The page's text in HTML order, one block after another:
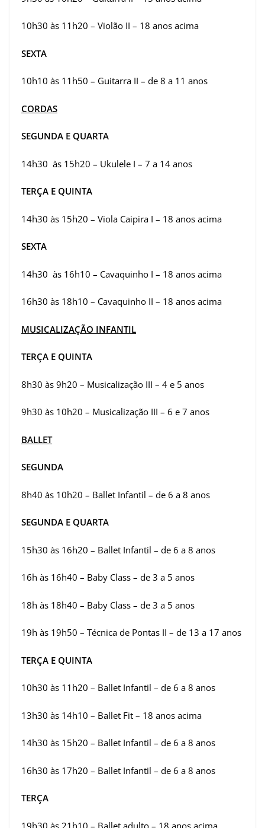
10h30 às 11h20 – Violão II – 18 anos acima
SEXTA
10h10 às 11h50 – Guitarra II – de 8 a 11 anos
CORDAS
SEGUNDA E QUARTA
14h30 às 15h20 – Ukulele I – 7 a 14 anos
TERÇA E QUINTA
14h30 às 15h20 – Viola Caipira I – 18 anos acima
SEXTA
14h30 às 16h10 – Cavaquinho I – 18 anos acima
16h30 às 18h10 – Cavaquinho II – 18 anos acima
MUSICALIZAÇÃO INFANTIL
TERÇA E QUINTA
8h30 às 9h20 – Musicalização III – 4 e 5 anos
9h30 às 10h20 – Musicalização III – 6 e 7 anos
BALLET
SEGUNDA
8h40 às 10h20 – Ballet Infantil – de 6 a 8 anos
SEGUNDA E QUARTA
15h30 às 16h20 – Ballet Infantil – de 6 a 8 anos
16h às 16h40 – Baby Class – de 3 a 5 anos
18h às 18h40 – Baby Class – de 3 a 5 anos
19h às 19h50 – Técnica de Pontas II – de 13 a 17 anos
TERÇA E QUINTA
10h30 às 11h20 – Ballet Infantil – de 6 a 8 anos
13h30 às 14h10 – Ballet Fit – 18 anos acima
14h30 às 15h20 – Ballet Infantil – de 6 a 8 anos
16h30 às 17h20 – Ballet Infantil – de 6 a 8 anos
TERÇA
19h30 às 21h10 – Ballet adulto – 18 anos acima